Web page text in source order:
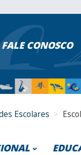
FALE CONOSCO
Escolares